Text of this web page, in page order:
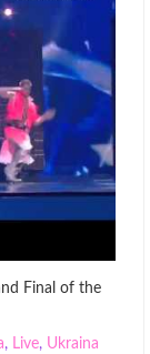
Final of the
, Live, Ukraina